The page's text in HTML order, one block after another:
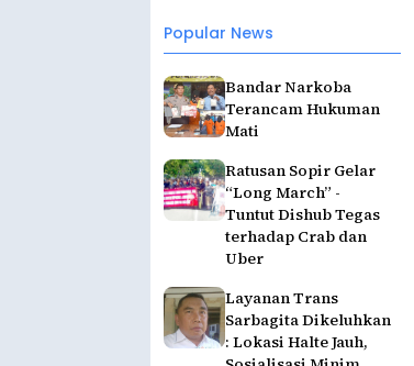
Popular News
Bandar Narkoba
Terancam Hukuman
Mati
Ratusan Sopir Gelar
“Long March” -
Tuntut Dishub Tegas
terhadap Crab dan
Uber
Layanan Trans
Sarbagita Dikeluhkan
: Lokasi Halte Jauh,